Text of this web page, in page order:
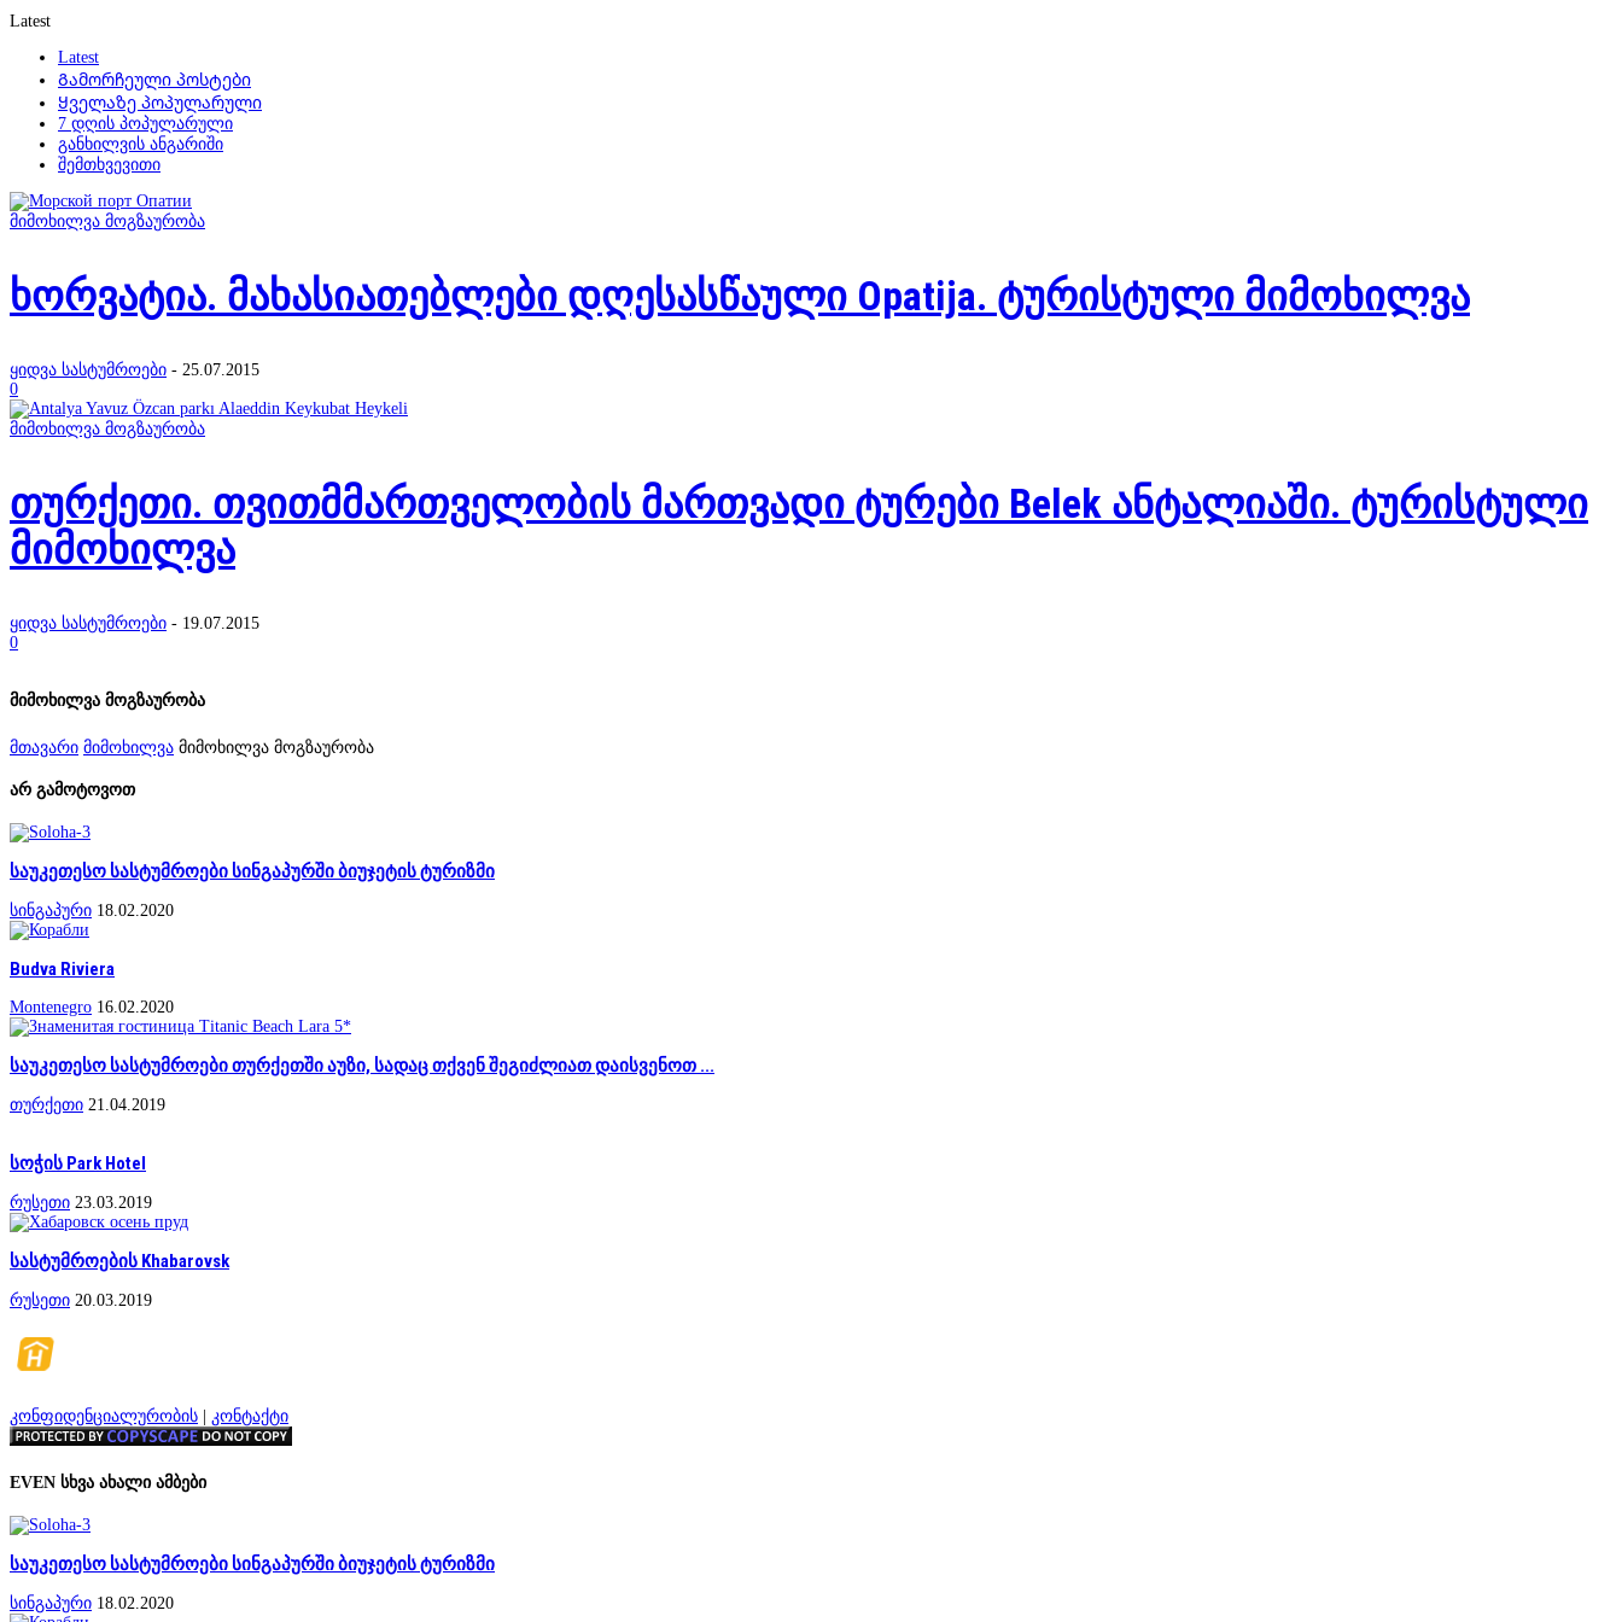
Latest
Latest
Გამორჩეული პოსტები
Ყველაზე პოპულარული
7 დღის პოპულარული
განხილვის ანგარიში
შემთხვევითი
მიმოხილვა მოგზაურობა
ხორვატია. მახასიათებლები დღესასწაული Opatija. ტურისტული მიმოხილვა
ყიდვა სასტუმროები - 25.07.2015
0
მიმოხილვა მოგზაურობა
თურქეთი. თვითმმართველობის მართვადი ტურები Belek ანტალიაში. ტურისტული
მიმოხილვა
ყიდვა სასტუმროები - 19.07.2015
0
მიმოხილვა მოგზაურობა
მთავარი მიმოხილვა მიმოხილვა მოგზაურობა
არ გამოტოვოთ
საუკეთესო სასტუმროები სინგაპურში ბიუჯეტის ტურიზმი
სინგაპური 18.02.2020
Budva Riviera
Montenegro 16.02.2020
საუკეთესო სასტუმროები თურქეთში აუზი, სადაც თქვენ შეგიძლიათ დაისვენოთ ...
თურქეთი 21.04.2019
სოჭის Park Hotel
რუსეთი 23.03.2019
სასტუმროების Khabarovsk
რუსეთი 20.03.2019
კონფიდენციალურობის | კონტაქტი
EVEN სხვა ახალი ამბები
საუკეთესო სასტუმროები სინგაპურში ბიუჯეტის ტურიზმი
სინგაპური 18.02.2020